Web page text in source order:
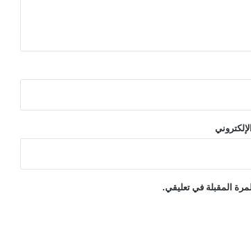
المقبلة في تعليقي.